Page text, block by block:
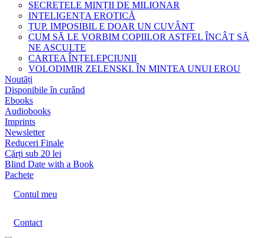
SECRETELE MINȚII DE MILIONAR
INTELIGENȚA EROTICĂ
ȚUP. IMPOSIBIL E DOAR UN CUVÂNT
CUM SĂ LE VORBIM COPIILOR ASTFEL ÎNCÂT SĂ
NE ASCULTE
CARTEA ÎNȚELEPCIUNII
VOLODIMIR ZELENSKI. ÎN MINTEA UNUI EROU
Noutăți
Disponibile în curând
Ebooks
Audiobooks
Imprints
Newsletter
Reduceri Finale
Cărți sub 20 lei
Blind Date with a Book
Pachete
Contul meu
Contact